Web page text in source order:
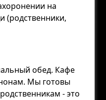
на
(родственники,
обед. Кафе
Мы готовы
- это